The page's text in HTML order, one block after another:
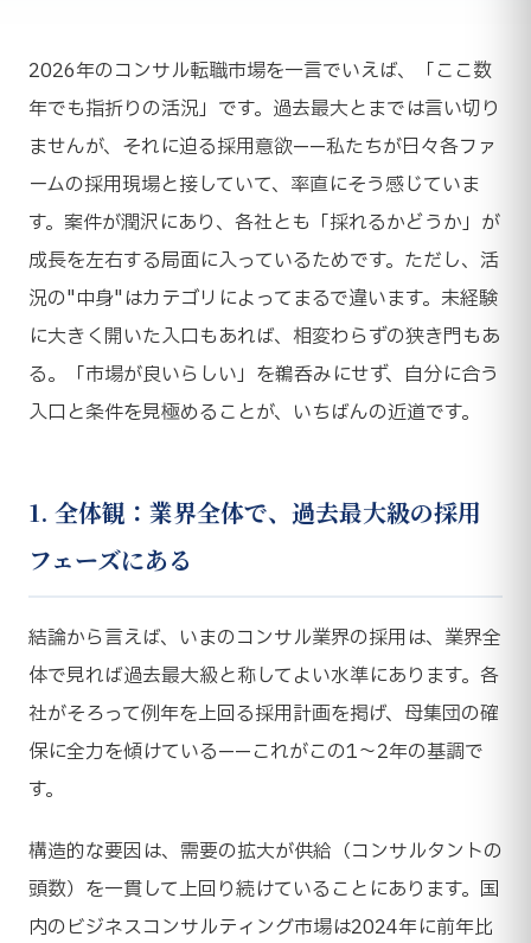
2026年のコンサル転職市場を一言でいえば、「ここ数
年でも指折りの活況」です。過去最大とまでは言い切り
ませんが、それに迫る採用意欲——私たちが日々各ファ
ームの採用現場と接していて、率直にそう感じていま
す。案件が潤沢にあり、各社とも「採れるかどうか」が
成長を左右する局面に入っているためです。ただし、活
況の"中身"はカテゴリによってまるで違います。未経験
に大きく開いた入口もあれば、相変わらずの狭き門もあ
る。「市場が良いらしい」を鵜呑みにせず、自分に合う
入口と条件を見極めることが、いちばんの近道です。
1. 全体観：業界全体で、過去最大級の採用
フェーズにある
結論から言えば、いまのコンサル業界の採用は、業界全
体で見れば過去最大級と称してよい水準にあります。各
社がそろって例年を上回る採用計画を掲げ、母集団の確
保に全力を傾けている——これがこの1〜2年の基調で
す。
構造的な要因は、需要の拡大が供給（コンサルタントの
頭数）を一貫して上回り続けていることにあります。国
内のビジネスコンサルティング市場は2024年に前年比